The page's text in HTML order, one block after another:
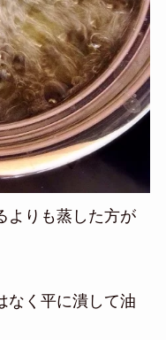
よりも蒸した方が
なく平に潰して油